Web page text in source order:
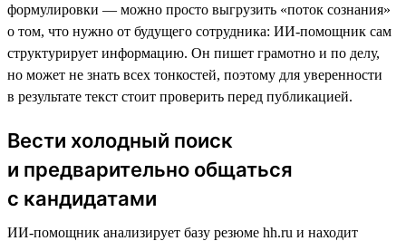
формулировки — можно просто выгрузить «поток сознания»
о том, что нужно от будущего сотрудника: ИИ-помощник сам
структурирует информацию. Он пишет грамотно и по делу,
но может не знать всех тонкостей, поэтому для уверенности
в результате текст стоит проверить перед публикацией.
Вести холодный поиск
и предварительно общаться
с кандидатами
ИИ-помощник анализирует базу резюме hh.ru и находит